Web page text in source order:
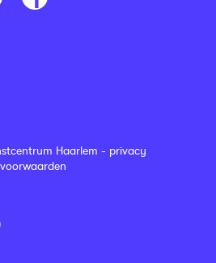
Haarlem - privacy